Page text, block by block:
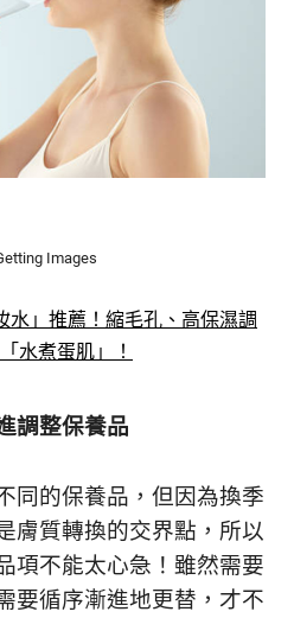
Images
水」推薦！縮毛孔、高保濕調
水煮蛋肌」！
調整保養品
同的保養品，但因為換季
膚質轉換的交界點，所以
項不能太心急！雖然需要
要循序漸進地更替，才不